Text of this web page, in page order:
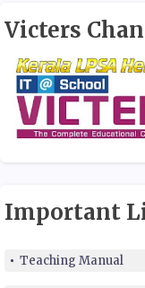
Victers
Important
Teaching Manual